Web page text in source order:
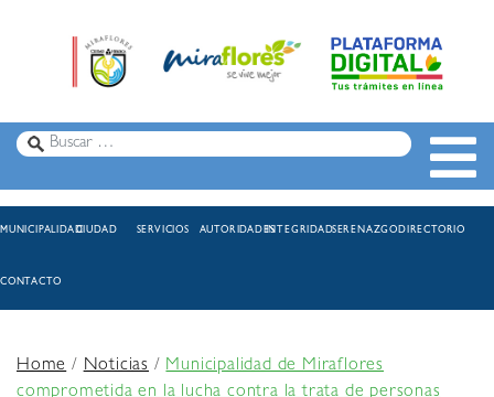
MUNICIPALIDADCIUDAD SERVICIOS AUTORIDADESINTEGRIDADSERENAZGODIRECTORIO
CONTACTO
Home/Noticias /Municipalidad de Miraflores
comprometida en la lucha contra la trata de personas